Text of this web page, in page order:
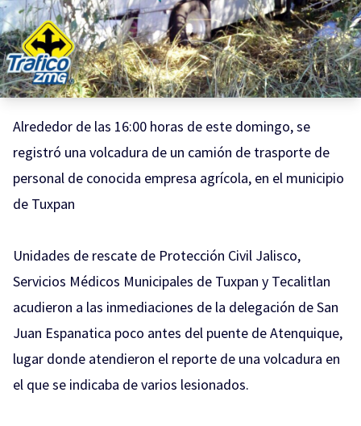
Alrededor de las 16:00 horas de este domingo, se
registró una volcadura de un camión de trasporte de
personal de conocida empresa agrícola, en el municipio
de Tuxpan
Unidades de rescate de Protección Civil Jalisco,
Servicios Médicos Municipales de Tuxpan y Tecalitlan
acudieron a las inmediaciones de la delegación de San
Juan Espanatica poco antes del puente de Atenquique,
lugar donde atendieron el reporte de una volcadura en
el que se indicaba de varios lesionados.